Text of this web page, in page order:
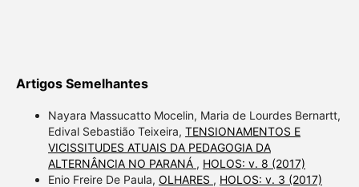
Artigos Semelhantes
Nayara Massucatto Mocelin, Maria de Lourdes Bernartt,
Edival Sebastião Teixeira, TENSIONAMENTOS E
VICISSITUDES ATUAIS DA PEDAGOGIA DA
ALTERNÂNCIA NO PARANÁ , HOLOS: v. 8 (2017)
Enio Freire De Paula, OLHARES , HOLOS: v. 3 (2017)